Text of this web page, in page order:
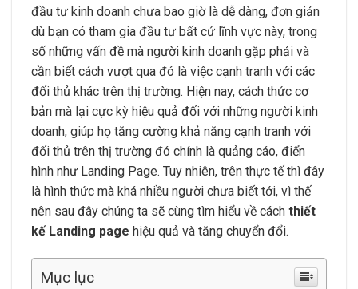
đầu tư kinh doanh chưa bao giờ là dễ dàng, đơn giản
dù bạn có tham gia đầu tư bất cứ lĩnh vực này, trong
số những vấn đề mà người kinh doanh gặp phải và
cần biết cách vượt qua đó là việc cạnh tranh với các
đối thủ khác trên thị trường. Hiện nay, cách thức cơ
bản mà lại cực kỳ hiệu quả đối với những người kinh
doanh, giúp họ tăng cường khả năng cạnh tranh với
đối thủ trên thị trường đó chính là quảng cáo, điển
hình như Landing Page. Tuy nhiên, trên thực tế thì đây
là hình thức mà khá nhiều người chưa biết tới, vì thế
nên sau đây chúng ta sẽ cùng tìm hiểu về cách thiết
kế Landing page hiệu quả và tăng chuyển đổi.
Mục lục